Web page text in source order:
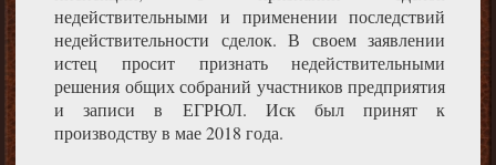
недействительными и применении последствий
недействительности сделок. В своем заявлении
истец просит признать недействительными
решения общих собраний участников предприятия
и записи в ЕГРЮЛ. Иск был принят к
производству в мае 2018 года.